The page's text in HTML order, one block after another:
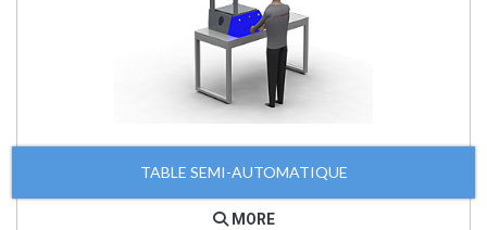
TABLE SEMI-AUTOMATIQUE
MORE